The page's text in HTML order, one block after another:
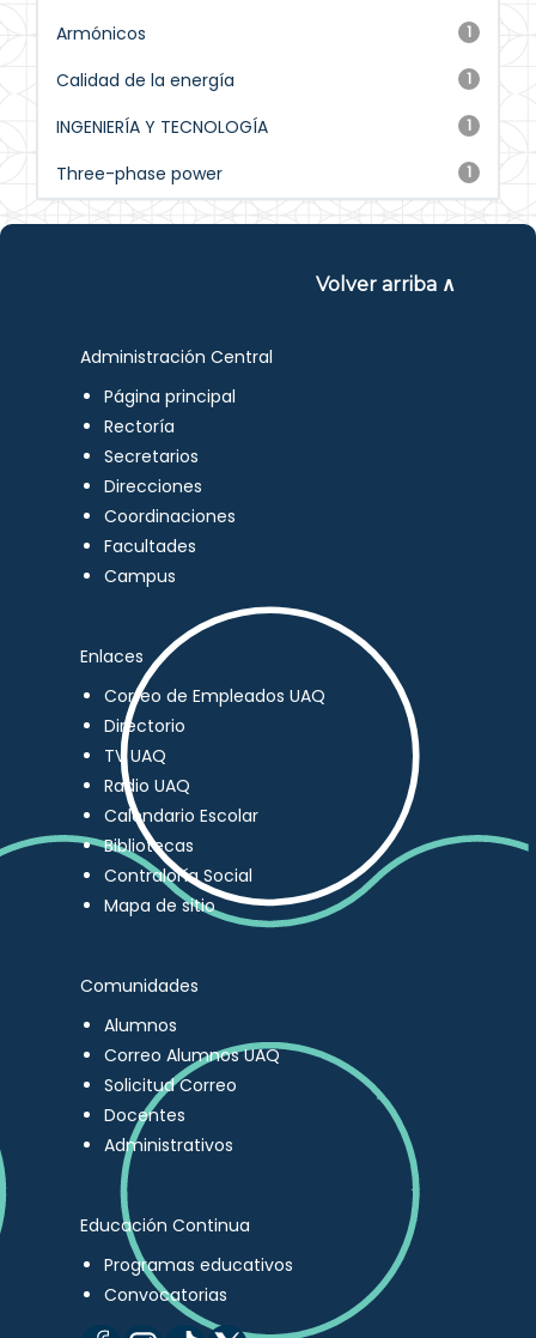
1
Armónicos
1
Calidad de la energía
1
INGENIERÍA Y TECNOLOGÍA
1
Three-phase power
Volver arriba ∧
Administración Central
Página principal
Rectoría
Secretarios
Direcciones
Coordinaciones
Facultades
Campus
Enlaces
Correo de Empleados UAQ
Directorio
TV UAQ
Radio UAQ
Calendario Escolar
Bibliotecas
Contraloría Social
Mapa de sitio
Comunidades
Alumnos
Correo Alumnos UAQ
Solicitud Correo
Docentes
Administrativos
Educación Continua
Programas educativos
Convocatorias